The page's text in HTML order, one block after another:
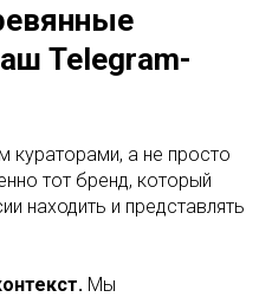
Telegram-
кураторами, а не просто
тот бренд, который
находить и представлять
Мы